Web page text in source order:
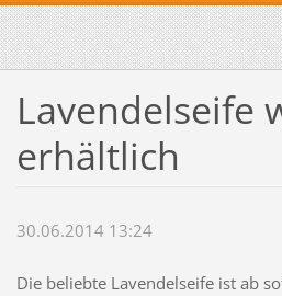
Lavendelseife
erhältlich
30.06.2014 13:24
Die beliebte Lavendelseife ist ab